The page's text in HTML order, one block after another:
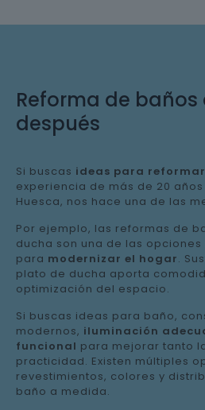
Reforma de baños
después
Si buscas ideas para
experiencia de más de 20
Huesca, nos hace una de las
Por ejemplo, las reformas de
ducha son una de las
para modernizar el hogar.
plato de ducha aporta
optimización del espacio.
Si buscas ideas para baño,
modernos, iluminación
funcional para mejorar tanto
practicidad. Existen múltiples
revestimientos, colores y
baño a medida.